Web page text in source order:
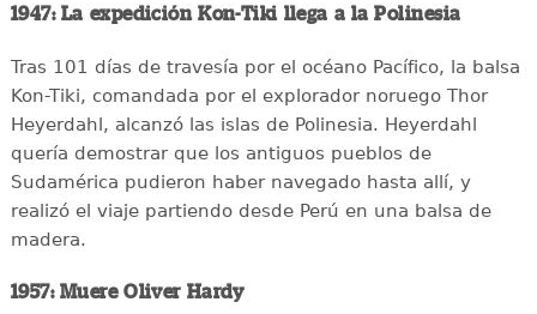
1947: La expedición Kon-Tiki llega a la Polinesia
Tras 101 días de travesía por el océano Pacífico, la balsa
Kon-Tiki, comandada por el explorador noruego Thor
Heyerdahl, alcanzó las islas de Polinesia. Heyerdahl
quería demostrar que los antiguos pueblos de
Sudamérica pudieron haber navegado hasta allí, y
realizó el viaje partiendo desde Perú en una balsa de
madera.
1957: Muere Oliver Hardy